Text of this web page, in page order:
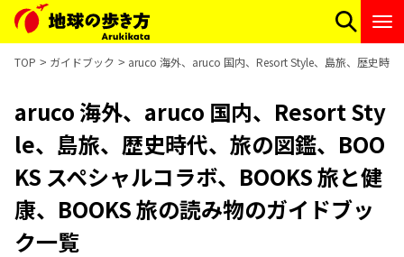
TOP ガイドブック aruco 海外、aruco 国内、Resort Style、島旅、歴史時
aruco 海外、aruco 国内、Resort Sty
le、島旅、歴史時代、旅の図鑑、BOO
KS スペシャルコラボ、BOOKS 旅と健
康、BOOKS 旅の読み物のガイドブッ
ク一覧